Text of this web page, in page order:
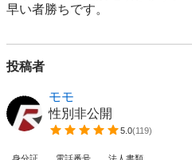
早い者勝ちです。
投稿者
モモ
性別非公開
5.0(119)